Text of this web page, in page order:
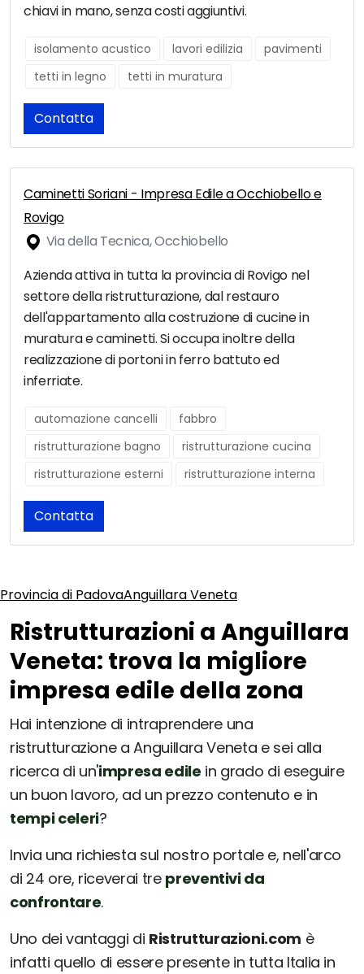
chiavi in mano, senza costi aggiuntivi.
isolamento acustico lavori edilizia
pavimenti
tetti in legno
tetti in muratura
Contatta
Caminetti Soriani - Impresa Edile a Occhiobello e
Rovigo
Via della Tecnica, Occhiobello
Azienda attiva in tutta la provincia di Rovigo nel
settore della ristrutturazione, dal restauro
dell'appartamento alla costruzione di cucine in
muratura e caminetti. Si occupa inoltre della
realizzazione di portoni in ferro battuto ed
inferriate.
automazione cancelli
fabbro
ristrutturazione bagno
ristrutturazione cucina
ristrutturazione esterni
ristrutturazione interna
Contatta
Provincia di PadovaAnguillara Veneta
Ristrutturazioni a Anguillara
Veneta: trova la migliore
impresa edile della zona
Hai intenzione di intraprendere una
ristrutturazione a Anguillara Veneta e sei alla
ricerca di un'impresa edile in grado di eseguire
un buon lavoro, ad un prezzo contenuto e in
tempi celeri?
Invia una richiesta sul nostro portale e, nell'arco
di 24 ore, riceverai tre preventivi da
confrontare.
Uno dei vantaggi di Ristrutturazioni.com è
infatti quello di essere presente in tutta Italia in